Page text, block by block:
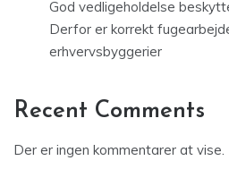
God vedligeholdelse
Derfor er korrekt
erhvervsbyggerier
Recent Comments
Der er ingen kommentarer at vise.